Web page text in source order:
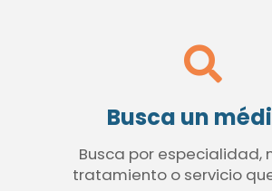
Busca un
Busca por especialidad,
tratamiento o servicio